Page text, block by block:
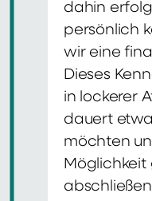
dahin
persönlich
wir eine
Dieses
in lockerer
dauert
möchten
Möglichkeit